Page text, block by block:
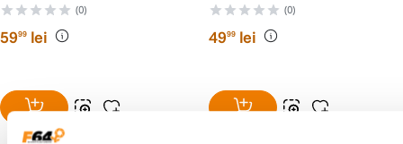
(0)
5999 lei
(0)
4999 lei